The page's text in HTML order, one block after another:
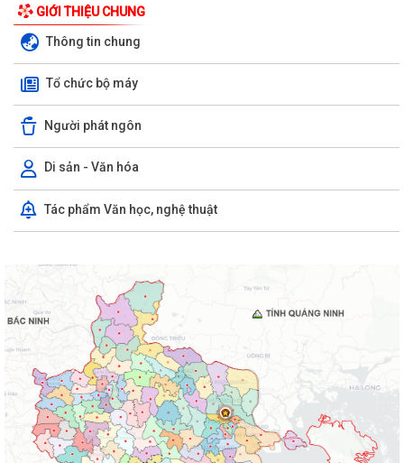
GIỚI THIỆU CHUNG
Thông tin chung
Tổ chức bộ máy
Người phát ngôn
Di sản - Văn hóa
Tác phẩm Văn học, nghệ thuật